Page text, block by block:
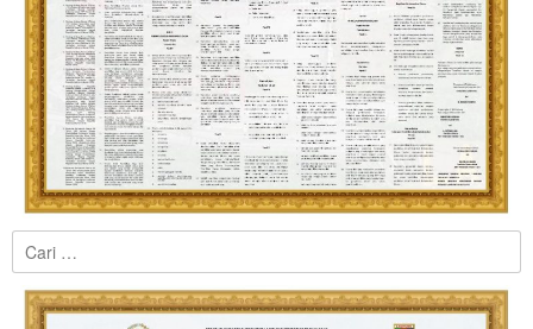
Cari
untuk: